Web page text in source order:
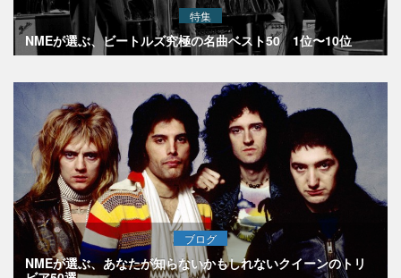
特集
NMEが選ぶ、ビートルズ究極の名曲ベスト50 1位〜10位
ブログ
NMEが選ぶ、あなたが知らないかもしれないクイーンのトリ